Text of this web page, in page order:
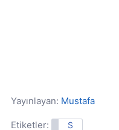
Yayınlayan: Mustafa
Etiketler: S